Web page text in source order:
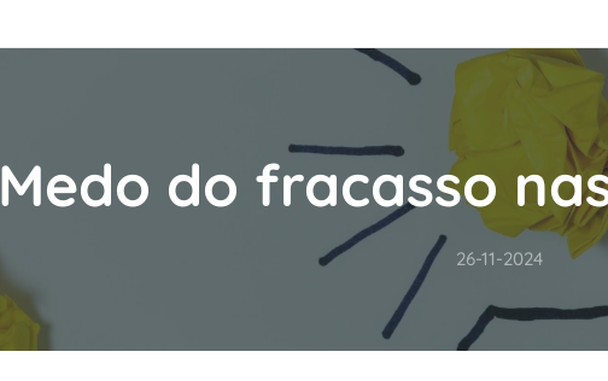
Medo do fracasso
26-11-2024